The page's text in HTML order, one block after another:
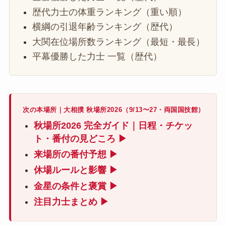
歴代力士の体重ランキング（重い順）
横綱の引退年齢ランキング（歴代）
大関在位場所数ランキング（最短・最長）
平幕優勝した力士 一覧（歴代）
次の本場所｜大相撲 秋場所2026（9/13〜27・両国国技館）
秋場所2026 完全ガイド｜日程・チケッ
ト・番付の見どころ ▶
来場所の番付予想 ▶
休場ルールと影響 ▶
金星の条件と褒賞 ▶
注目力士まとめ ▶